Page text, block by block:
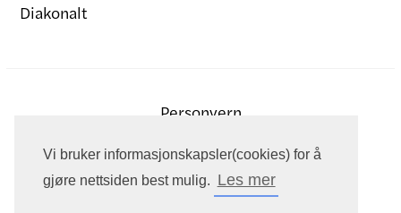
Vi bruker informasjonskapsler(cookies) for å
gjøre nettsiden best mulig. Les mer
Diakonalt
Personvern